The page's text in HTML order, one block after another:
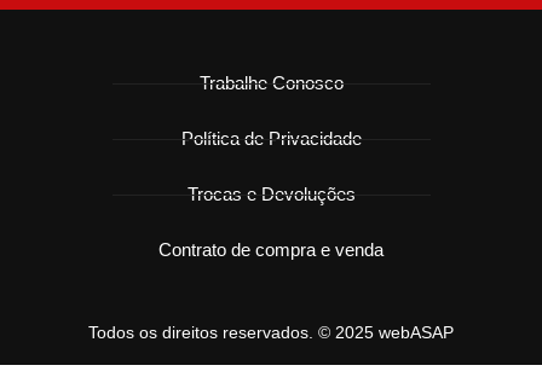
Todos os direitos reservados. © 2025 webASAP
Trabalhe Conosco
Política de Privacidade
Trocas e Devoluções
Contrato de compra e venda